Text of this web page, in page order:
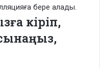
бере алады.
кіріп,